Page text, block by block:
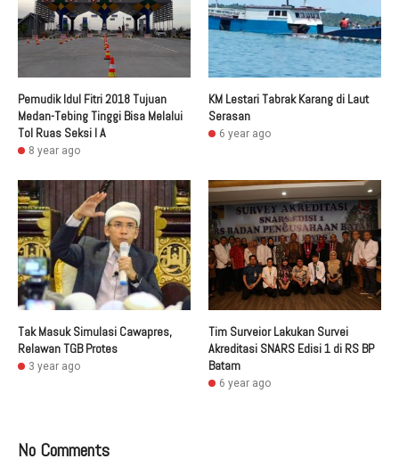
Pemudik Idul Fitri 2018 Tujuan
Medan-Tebing Tinggi Bisa Melalui
Tol Ruas Seksi I A
8 year ago
KM Lestari Tabrak Karang di Laut
Serasan
6 year ago
Tak Masuk Simulasi Cawapres,
Relawan TGB Protes
3 year ago
Tim Surveior Lakukan Survei
Akreditasi SNARS Edisi 1 di RS BP
Batam
6 year ago
No Comments